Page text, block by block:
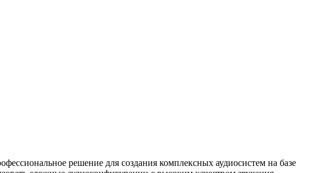
решение для создания комплексных аудиосистем на базе